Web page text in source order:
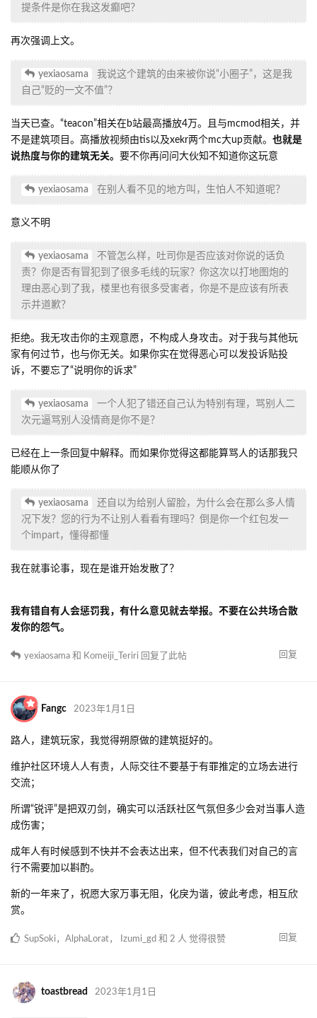
提条件是你在我这发癫吧？
再次强调上文。
yexiaosama
我说这个建筑的由来被你说“小圈子”，这是我
自己“贬的一文不值”？
当天已查。“teacon”相关在b站最高播放4万。且与mcmod相关，并
不是建筑项目。高播放视频由tis以及xekr两个mc大up贡献。 也就是
说热度与你的建筑无关。 要不你再问问大伙知不知道你这玩意
yexiaosama 在别人看不见的地方叫，生怕人不知道呢？
意义不明
yexiaosama
不管怎么样，吐司你是否应该对你说的话负
责？你是否有冒犯到了很多毛线的玩家？你这次以打地图炮的
理由恶心到了我，楼里也有很多受害者，你是不是应该有所表
示并道歉？
拒绝。我无攻击你的主观意愿，不构成人身攻击。对于我与其他玩
家有何过节，也与你无关。如果你实在觉得恶心可以发投诉贴投
诉，不要忘了“说明你的诉求”
yexiaosama
一个人犯了错还自己认为特别有理，骂别人二
次元逼骂别人没情商是你不是？
已经在上一条回复中解释。而如果你觉得这都能算骂人的话那我只
能顺从你了
yexiaosama
还自以为给别人留脸，为什么会在那么多人情
况下发？您的行为不让别人看看有理吗？倒是你一个红包发一
个impart，懂得都懂
我在就事论事，现在是谁开始发散了？
我有错自有人会惩罚我，有什么意见就去举报。不要在公共场合散
发你的怨气。
回复
yexiaosama 和 Komeiji_Teriri 回复了此帖
Fangc 2023年1月1日
路人，建筑玩家，我觉得朔原做的建筑挺好的。
维护社区环境人人有责，人际交往不要基于有罪推定的立场去进行
交流；
所谓“锐评”是把双刃剑，确实可以活跃社区气氛但多少会对当事人造
成伤害；
成年人有时候感到不快并不会表达出来，但不代表我们对自己的言
行不需要加以斟酌。
新的一年来了，祝愿大家万事无阻，化戾为谐，彼此考虑，相互欣
赏。
回复
SupSoki ， AlphaLorat， Izumi_gd 和 2 人 觉得很赞
toastbread 2023年1月1日